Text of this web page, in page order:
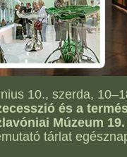
10., szerda,
és a
Múzeum
tárlat